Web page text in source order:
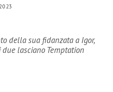
della sua fidanzata a Igor,
lasciano Temptation